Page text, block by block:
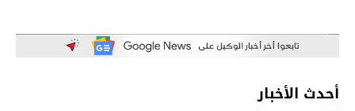
أحدث الأخبار